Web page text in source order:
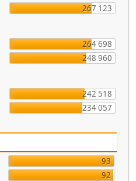
267 123
264 698
248 960
242 518
234 057
93
92